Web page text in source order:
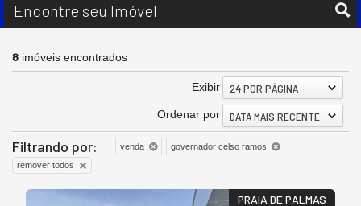
Encontre seu Imóvel
8 imóveis encontrados
Exibir 24 POR PÁGINA
Ordenar por DATA MAIS RECENTE
Filtrando por: venda
governador celso ramos
remover todos
PRAIA DE PALMAS